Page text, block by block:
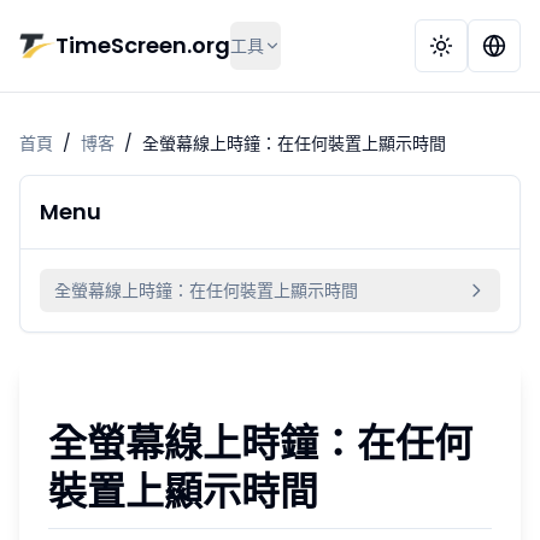
TimeScreen.org工具
首頁 / 博客 / 全螢幕線上時鐘：在任何裝置上顯示時間
Menu
全螢幕線上時鐘：在任何裝置上顯示時間
全螢幕線上時鐘：在任何
裝置上顯示時間